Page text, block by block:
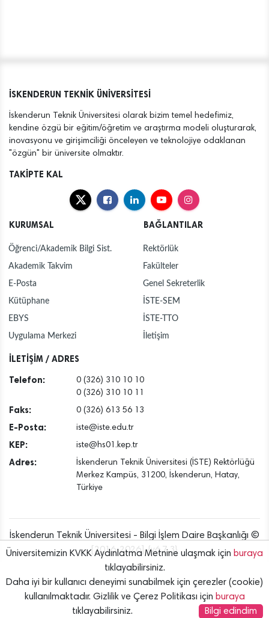
İSKENDERUN TEKNİK ÜNİVERSİTESİ
İskenderun Teknik Üniversitesi olarak bizim temel hedefimiz,
kendine özgü bir eğitim/öğretim ve araştırma modeli oluşturarak,
inovasyonu ve girişimciliği önceleyen ve teknolojiye odaklanan
"özgün" bir üniversite olmaktır.
TAKİPTE KAL
KURUMSAL
Öğrenci/Akademik Bilgi Sist.
Akademik Takvim
E-Posta
Kütüphane
EBYS
Uygulama Merkezi
BAĞLANTILAR
Rektörlük
Fakülteler
Genel Sekreterlik
İSTE-SEM
İSTE-TTO
İletişim
İLETİŞİM / ADRES
Telefon:
0 (326) 310 10 10
0 (326) 310 10 11
Faks: 0 (326) 613 56 13
E-Posta: iste@iste.edu.tr
KEP: iste@hs01.kep.tr
Adres:
İskenderun Teknik Üniversitesi (İSTE) Rektörlüğü
Merkez Kampüs, 31200, İskenderun, Hatay,
Türkiye
İskenderun Teknik Üniversitesi - Bilgi İşlem Daire Başkanlığı ©
[2016..2026] {v6.7.3}
Üniversitemizin KVKK Aydınlatma Metnine ulaşmak için buraya
tıklayabilirsiniz.
Daha iyi bir kullanıcı deneyimi sunabilmek için çerezler (cookie)
kullanılmaktadır. Gizlilik ve Çerez Politikası için buraya
tıklayabilirsiniz.
Bilgi edindim